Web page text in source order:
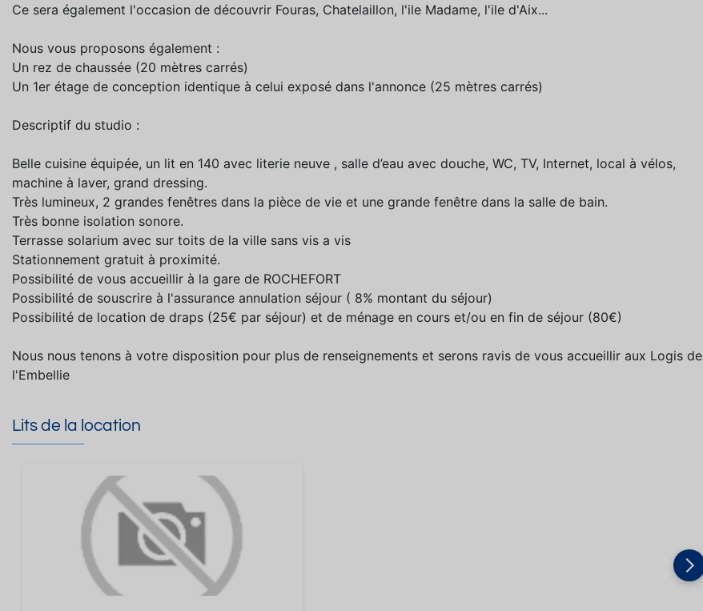
Ce sera également l'occasion de découvrir Fouras, Chatelaillon, l'ile Madame, l'ile d'Aix...
Nous vous proposons également :
Un rez de chaussée (20 mètres carrés)
Un 1er étage de conception identique à celui exposé dans l'annonce (25 mètres carrés)
Descriptif du studio :
Belle cuisine équipée, un lit en 140 avec literie neuve , salle d’eau avec douche, WC, TV, Internet, local à vélos,
machine à laver, grand dressing.
Très lumineux, 2 grandes fenêtres dans la pièce de vie et une grande fenêtre dans la salle de bain.
Très bonne isolation sonore.
Terrasse solarium avec sur toits de la ville sans vis a vis
Stationnement gratuit à proximité.
Possibilité de vous accueillir à la gare de ROCHEFORT
Possibilité de souscrire à l'assurance annulation séjour ( 8% montant du séjour)
Possibilité de location de draps (25€ par séjour) et de ménage en cours et/ou en fin de séjour (80€)
Nous nous tenons à votre disposition pour plus de renseignements et serons ravis de vous accueillir aux Logis de
l'Embellie
Lits de la location